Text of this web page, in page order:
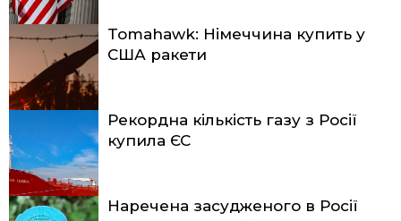
Tomahawk: Німеччина купить у
США ракети
Рекордна кількість газу з Росії
купила ЄС
Наречена засудженого в Росії